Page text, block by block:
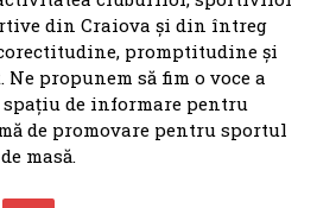
propunem să fim o voce a
de informare pentru
de promovare pentru sportul
masă.